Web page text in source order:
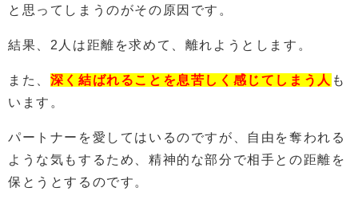
と思ってしまうのがその原因です。
結果、2人は距離を求めて、離れようとします。
また、 深く結ばれることを息苦しく感じてしまう人 も
います。
パートナーを愛してはいるのですが、自由を奪われる
ような気もするため、精神的な部分で相手との距離を
保とうとするのです。